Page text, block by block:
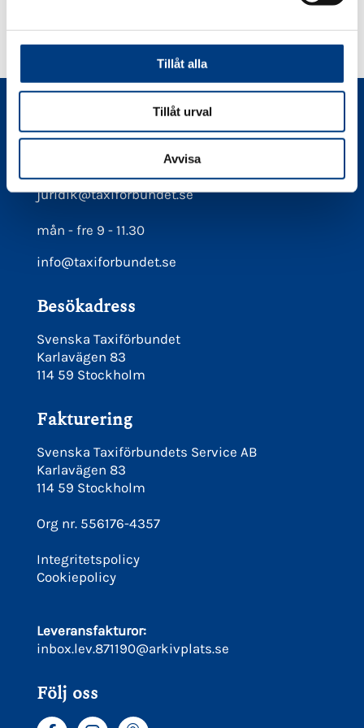
Tillåt alla
Tillåt urval
Avvisa
Kontakt
Juridiska frågor maila
juridik@taxiforbundet.se
mån - fre 9 - 11.30
info@taxiforbundet.se
Besökadress
Svenska Taxiförbundet
Karlavägen 83
114 59 Stockholm
Fakturering
Svenska Taxiförbundets Service AB
Karlavägen 83
114 59 Stockholm
Org nr. 556176-4357
Integritetspolicy
Cookiepolicy
Leveransfakturor:
inbox.lev.871190@arkivplats.se
Följ oss